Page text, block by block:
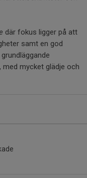
där fokus ligger på att
samt en god
mycket glädje och